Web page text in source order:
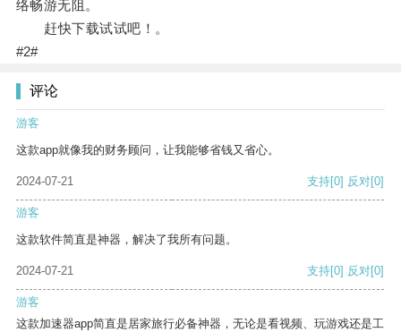
络畅游无阻。
赶快下载试试吧！。
#2#
评论
游客
这款app就像我的财务顾问，让我能够省钱又省心。
2024-07-21 支持[0] 反对[0]
游客
这款软件简直是神器，解决了我所有问题。
2024-07-21 支持[0] 反对[0]
游客
这款加速器app简直是居家旅行必备神器，无论是看视频、玩游戏还是工